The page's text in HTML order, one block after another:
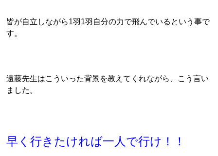
皆が自立しながら1羽1羽自分の力で飛んでいるという事で
す。
遠藤先生はこういった背景を教えてくれながら、こう言い
ました。
早く行きたければ一人で行け！！